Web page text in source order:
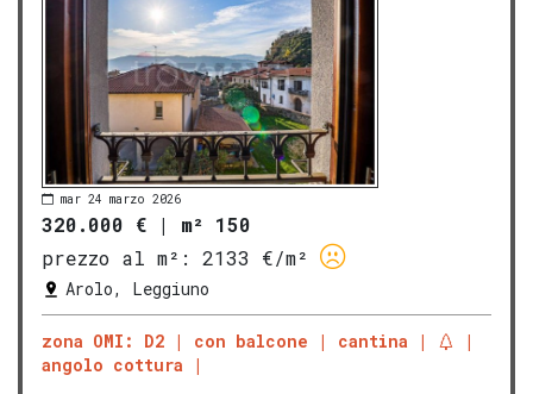
mar 24 marzo 2026
320.000 € | m² 150
prezzo al m²:
2133 €/m²
Arolo, Leggiuno
zona OMI: D2 con balcone
cantina
angolo cottura